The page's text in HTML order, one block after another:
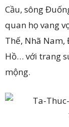
Cầu, sông
quan họ vang
Thế, Nhã Nam,
Hồ… với trang
mộng.